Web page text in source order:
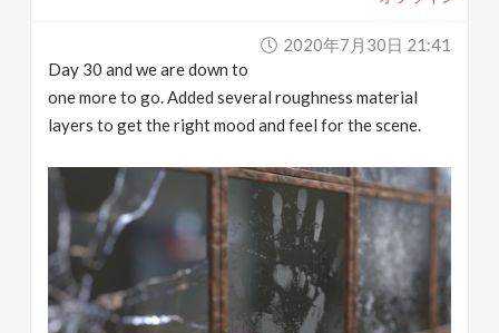
2020年7月30日 21:41
Day 30 and we are down to
one more to go. Added several roughness material
layers to get the right mood and feel for the scene.